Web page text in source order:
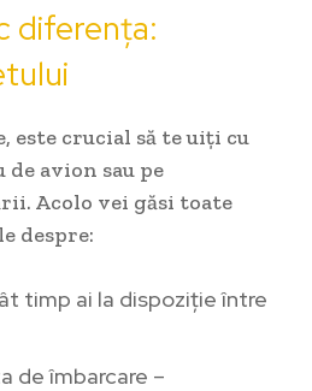
diferența:
este crucial să te uiți cu
avion sau pe
Acolo vei găsi toate
despre:
timp ai la dispoziție între
de îmbarcare –